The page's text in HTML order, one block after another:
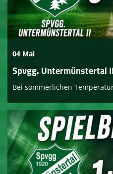
04 Mai
Spvgg. Untermünstertal
Bei sommerlichen